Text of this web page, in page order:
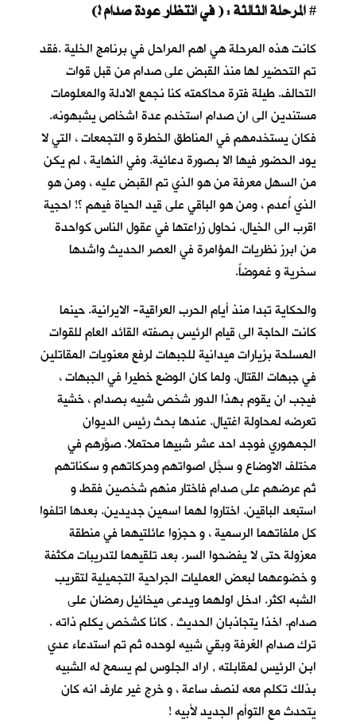
#
كانت هذه المرحلة هي اهم المراحل في برنامج الخلية .فقد
تم التحضير لها منذ القبض على صدام من قبل قوات
التحالف. طيلة فترة محاكمته كنا نجمع الادلة والمعلومات
مستندين الى ان صدام استخدم عدة اشخاص يشبهونه.
فكان يستخدمهم في المناطق الخطرة و التجمعات ، التي لا
يود الحضور فيها الا بصورة دعائية. وفي النهاية ، لم يكن
من السهل معرفة من هو الذي تم القبض عليه ، ومن هو
الذي اُعدم ، ومن هو الباقي على قيد الحياة فيهم ؟! احجية
اقرب الى الخيال. نحاول زراعتها في عقول الناس كواحدة
من ابرز نظريات المؤامرة في العصر الحديث واشدها
سخرية و غموضاً.
والحكاية تبدا منذ أيام الحرب العراقية- الايرانية. حينما
كانت الحاجة الى قيام الرئيس بصفته القائد العام للقوات
المسلحة بزيارات ميدانية للجبهات لرفع معنويات المقاتلين
في جبهات القتال. ولما كان الوضع خطيرا في الجبهات ،
فيجب ان يقوم بهذا الدور شخص شبيه بصدام ، خشية
تعرضه لمحاولة اغتيال. عندها بحث رئيس الديوان
الجمهوري فوجد احد عشر شبيها محتملا. صوَّرهم في
مختلف الاوضاع و سجَّل اصواتهم وحركاتهم و سكناتهم
ثم عرضهم على صدام فاختار منهم شخصين فقط و
استبعد الباقين. اختاروا لهما اسمين جديدين. بعدها اتلفوا
كل ملفاتهما الرسمية ، و حجزوا عائلتيهما في منطقة
معزولة حتى لا يفضحوا السر. بعد تلقيهما لتدريبات مكثفة
و خضوعهما لبعض العمليات الجراحية التجميلية لتقريب
الشبه اكثر. ادخل اولهما ويدعى ميخائيل رمضان على
صدام. اخذا يتجاذبان الحديث . كانا كشخص يكلم ذاته .
ترك صدام الغرفة وبقي شبيه لوحده ثم تم استدعاء عدي
ابن الرئيس لمقابلته , اراد الجلوس لم يسمح له الشبيه
بذلك تكلم معه لنصف ساعة ، و خرج غير عارف انه كان
يتحدث مع التوأم الجديد لأبيه !